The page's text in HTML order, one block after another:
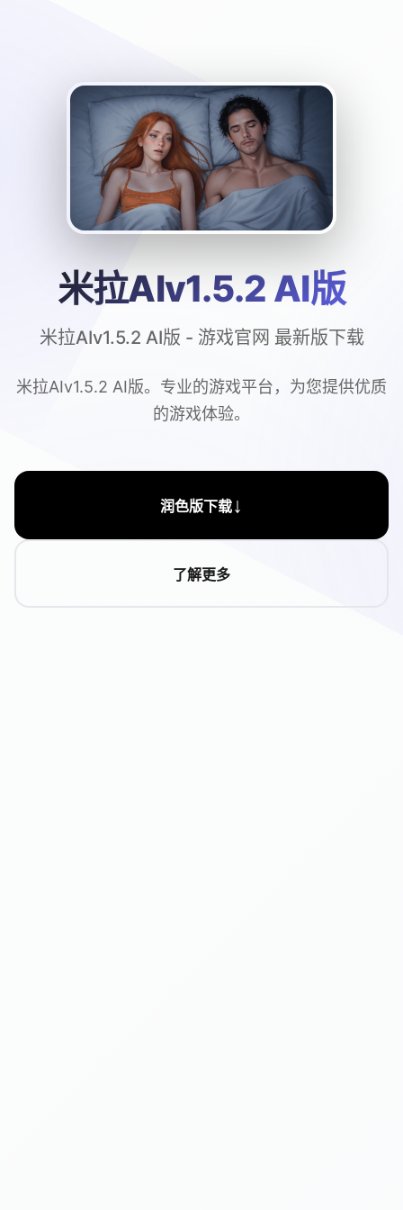
米拉AIv1.5.2 AI版
米拉AIv1.5.2 AI版 - 游戏官网 最新版下载
米拉AIv1.5.2 AI版。专业的游戏平台，为您提供优质
的游戏体验。
润色版下载↓
了解更多